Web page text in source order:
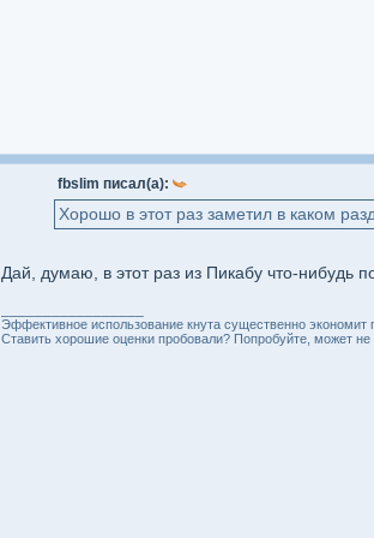
fbslim писал(а):
Хорошо в этот раз заметил в каком
Дай, думаю, в этот раз из Пикабу что-нибудь
Эффективное использование кнута существенно экономит
Ставить хорошие оценки пробовали? Попробуйте, может